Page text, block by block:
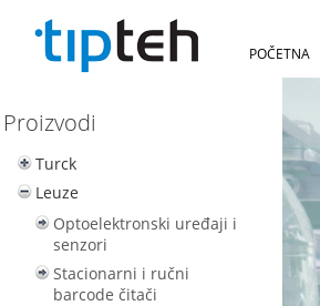
POČETNA
Proizvodi
Turck
Leuze
Optoelektronski uređaji i
senzori
Stacionarni i ručni
barcode čitači